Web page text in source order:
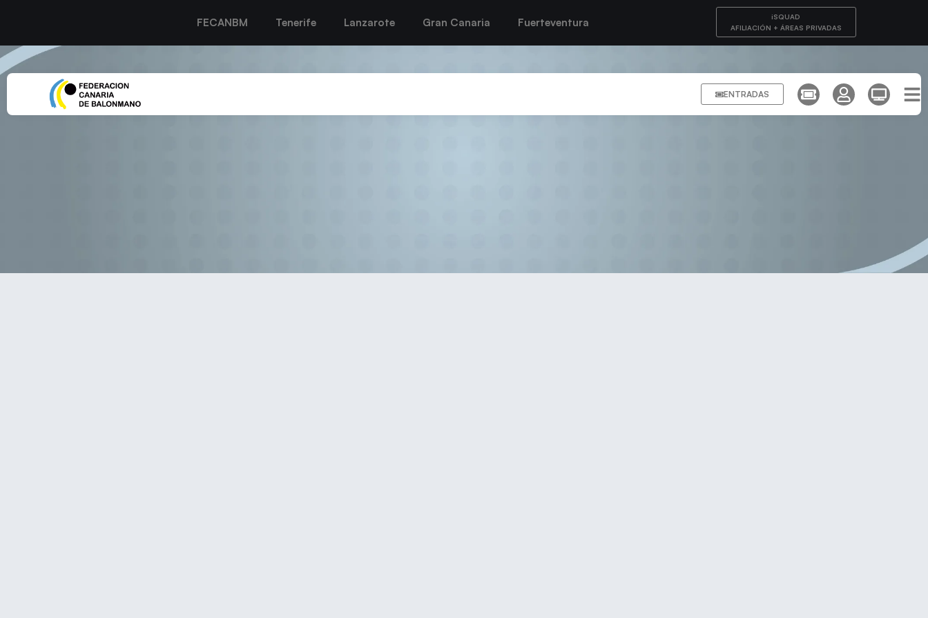
FECANBM Tenerife Lanzarote Gran Canaria Fuerteventura
iSQUAD
AFILIACIÓN + ÁREAS PRIVADAS
ENTRADAS